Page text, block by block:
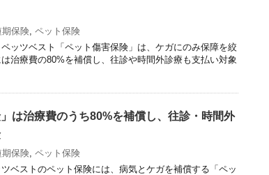
期保険 ペット保険
ッツベスト「ペット傷害保険」は、ケガにのみ保障を絞
治療費の80%を補償し、往診や時間外診療も支払い対象
は治療費のうち80%を補償し、往診・時間外
期保険 ペット保険
ベストのペット保険には、病気とケガを補償する「ペッ